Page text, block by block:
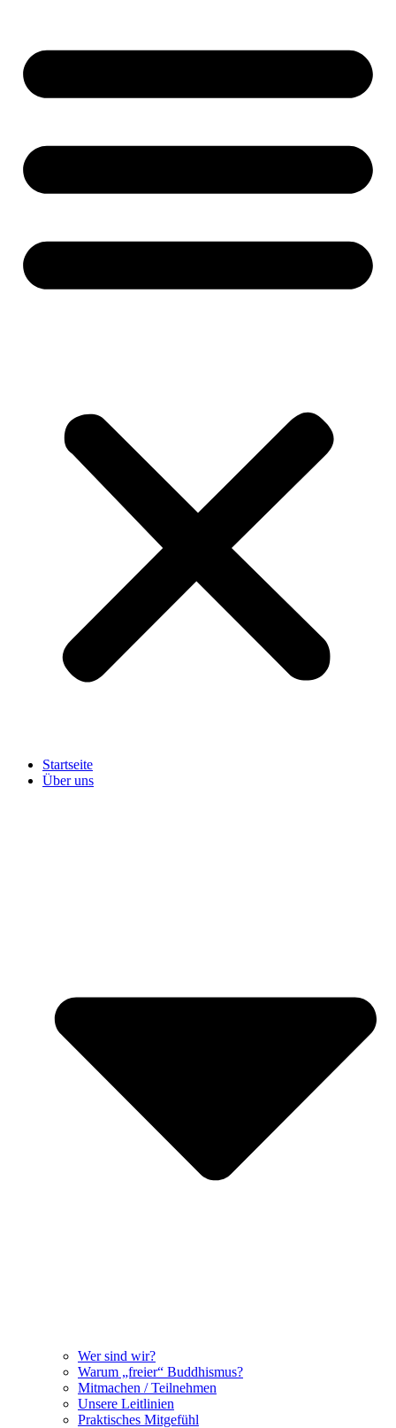
Startseite
Über uns
Wer sind wir?
Warum „freier“ Buddhismus?
Mitmachen / Teilnehmen
Unsere Leitlinien
Praktisches Mitgefühl